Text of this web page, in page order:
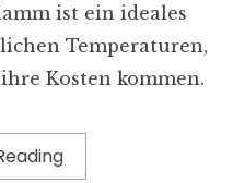
ist ein ideales
Temperaturen,
Kosten kommen.